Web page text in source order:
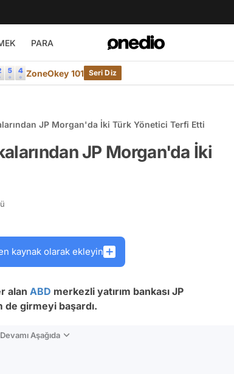
PARA
ZoneOkey 101 Seri Diz
JP Morgan'da İki Türk Yönetici Terfi Etti
JP Morgan'da İki
kaynak olarak ekleyin
alan ABD merkezli yatırım bankası JP
girmeyi başardı.
Aşağıda